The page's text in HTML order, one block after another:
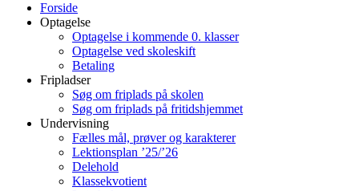
Forside
Optagelse
Optagelse i kommende 0. klasser
Optagelse ved skoleskift
Betaling
Fripladser
Søg om friplads på skolen
Søg om friplads på fritidshjemmet
Undervisning
Fælles mål, prøver og karakterer
Lektionsplan ’25/’26
Delehold
Klassekvotient